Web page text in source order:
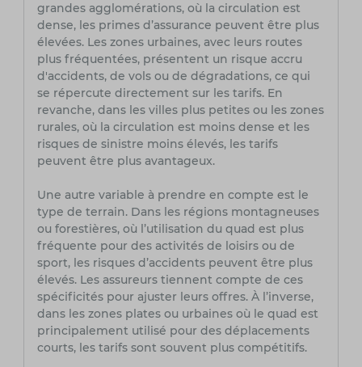
grandes agglomérations, où la circulation est
dense, les primes d’assurance peuvent être plus
élevées. Les zones urbaines, avec leurs routes
plus fréquentées, présentent un risque accru
d'accidents, de vols ou de dégradations, ce qui
se répercute directement sur les tarifs. En
revanche, dans les villes plus petites ou les zones
rurales, où la circulation est moins dense et les
risques de sinistre moins élevés, les tarifs
peuvent être plus avantageux.
Une autre variable à prendre en compte est le
type de terrain. Dans les régions montagneuses
ou forestières, où l’utilisation du quad est plus
fréquente pour des activités de loisirs ou de
sport, les risques d’accidents peuvent être plus
élevés. Les assureurs tiennent compte de ces
spécificités pour ajuster leurs offres. À l’inverse,
dans les zones plates ou urbaines où le quad est
principalement utilisé pour des déplacements
courts, les tarifs sont souvent plus compétitifs.